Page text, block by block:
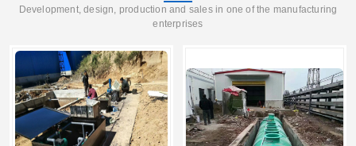
Development, design, production and sales in one of the manufacturing
enterprises